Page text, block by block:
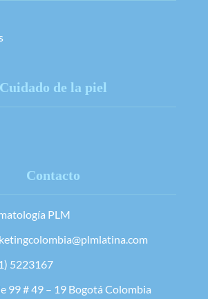
Cuidado de la piel
Contacto
PLM
5223167
99 # 49 – 19 Bogotá Colombia